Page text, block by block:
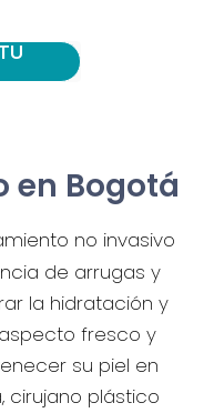
en Bogotá
no invasivo
de arrugas y
la hidratación y
fresco y
su piel en
cirujano plástico